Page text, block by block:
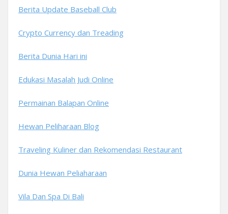
Berita Update Baseball Club
Crypto Currency dan Treading
Berita Dunia Hari ini
Edukasi Masalah Judi Online
Permainan Balapan Online
Hewan Peliharaan Blog
Traveling Kuliner dan Rekomendasi Restaurant
Dunia Hewan Peliaharaan
Vila Dan Spa Di Bali